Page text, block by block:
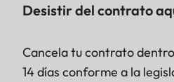
Desistir del contrato
Cancela tu contrato
14 días conforme a la